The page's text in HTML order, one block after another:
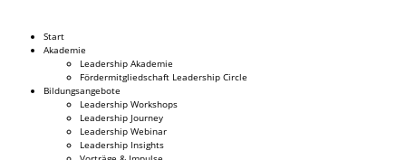
Dr. Silvia Schäfer
Start
Akademie
Leadership Akademie
Fördermitgliedschaft Leadership Circle
Bildungsangebote
Leadership Workshops
Leadership Journey
Leadership Webinar
Leadership Insights